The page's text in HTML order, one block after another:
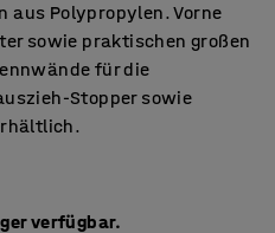
aus Polypropylen. Vorne
sowie praktischen großen
für die
Stopper sowie
verfügbar.